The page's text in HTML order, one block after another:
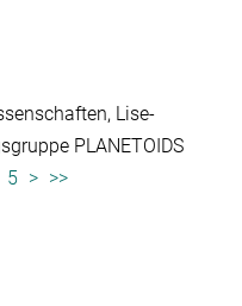
Lise-
PLANETOIDS
5 > >>